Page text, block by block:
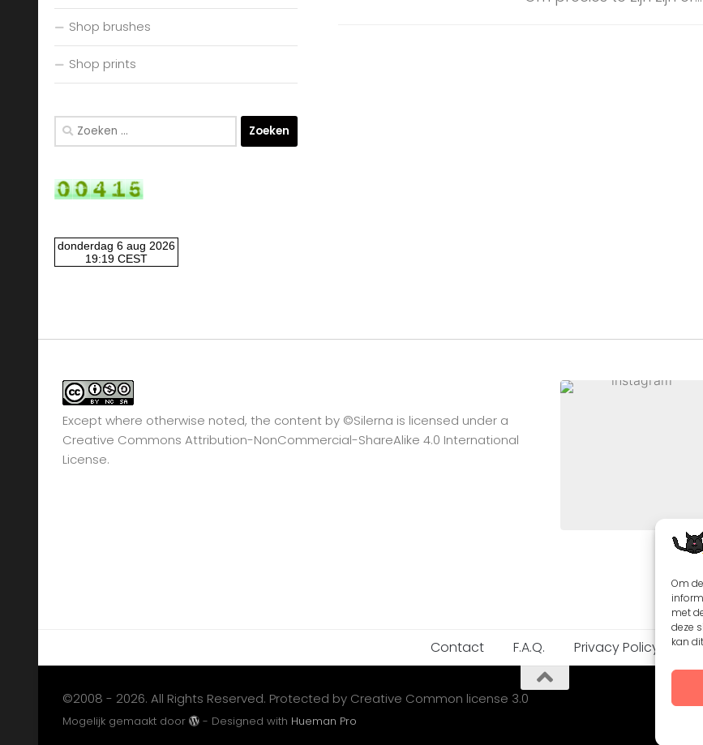
Om
met
deze
kan
Shop brushes
Shop prints
Zoeken
naar:
Except where otherwise noted, the content by ©Silerna is licensed under a
Creative Commons Attribution-NonCommercial-ShareAlike 4.0 International
License.
Contact F.A.Q. Privacy Policy
©2008 - 2026. All Rights Reserved. Protected by Creative Common license 3.0
Mogelijk gemaakt door - Designed with Hueman Pro